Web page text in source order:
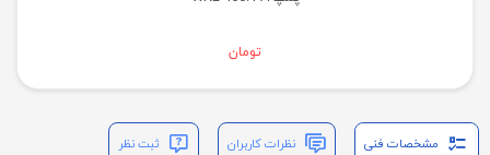
تومان
مشخصات فنی نظرات کاربران ثبت نظر